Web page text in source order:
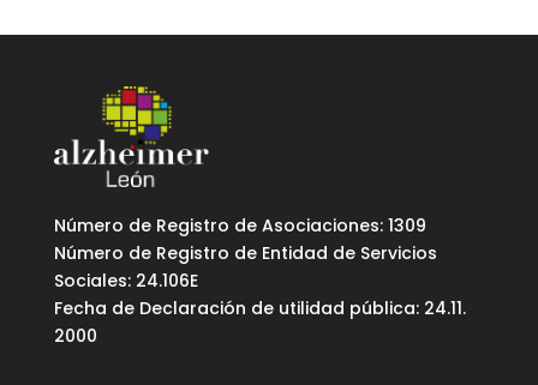
Número de Registro de Asociaciones: 1309
Número de Registro de Entidad de Servicios
Sociales: 24.106E
Fecha de Declaración de utilidad pública: 24.11.
2000